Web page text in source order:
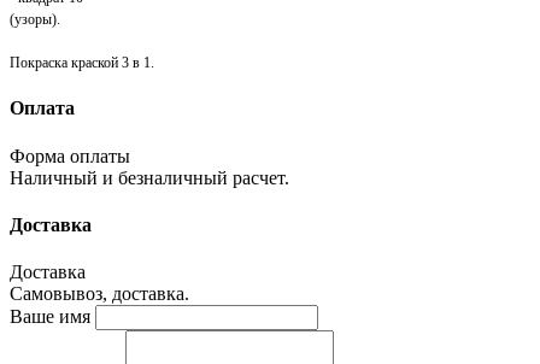
(узоры).
Покраска краской 3 в 1.
Оплата
Форма оплаты
Наличный и безналичный расчет.
Доставка
Доставка
Самовывоз, доставка.
Ваше имя